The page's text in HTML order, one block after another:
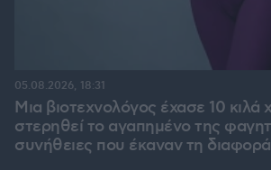
Μια βιοτεχνολόγος έχασε 10 κιλά
στερηθεί το αγαπημένο της
συνήθειες που έκαναν τη διαφορά
05.08.2026, 18:31